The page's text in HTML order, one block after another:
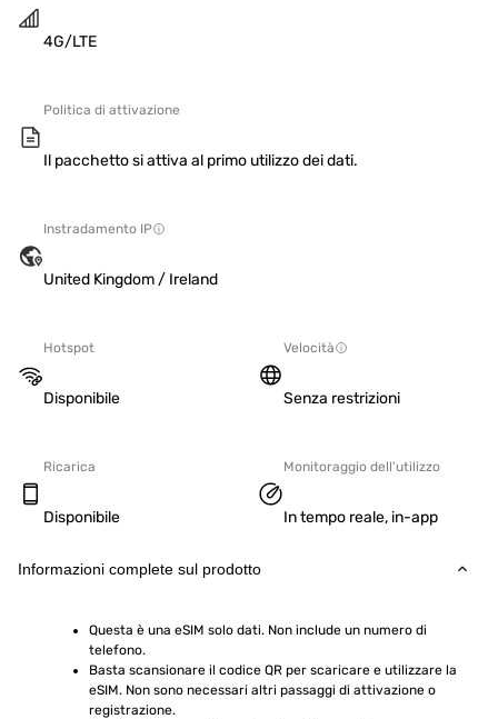
4G/LTE
Politica di attivazione
Il pacchetto si attiva al primo utilizzo dei dati.
Instradamento IP
United Kingdom / Ireland
Hotspot
Disponibile
Velocità
Senza restrizioni
Ricarica
Disponibile
Monitoraggio dell'utilizzo
In tempo reale, in-app
Informazioni complete sul prodotto
Questa è una eSIM solo dati. Non include un numero di
telefono.
Basta scansionare il codice QR per scaricare e utilizzare la
eSIM. Non sono necessari altri passaggi di attivazione o
registrazione.